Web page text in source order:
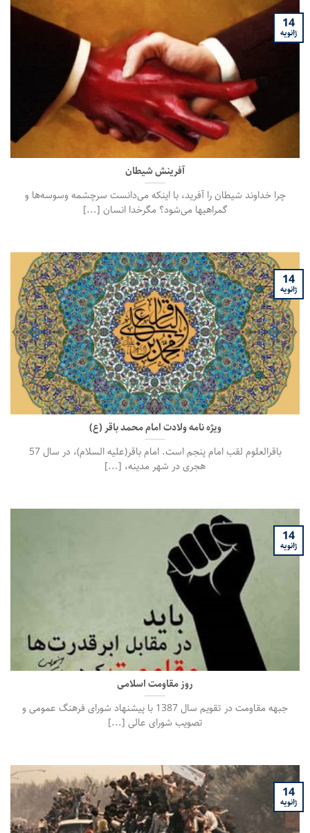
آفرینش شیطان
چرا خداوند شیطان را آفرید، با اینکه می‌دانست سرچشمه وسوسه‌ها و
گمراهیها می‌شود؟ مگرخدا انسان [...]
14
ژانویه
ویژه نامه ولادت امام محمد باقر (ع)
باقرالعلوم لقب امام پنجم است. امام باقر(علیه السلام)، در سال 57
هجری در شهر مدینه، [...]
14
ژانویه
روز مقاومت اسلامی
جبهه مقاومت در تقویم سال 1387 با پیشنهاد شورای فرهنگ عمومی و
تصویب شورای عالی [...]
14
ژانویه
14
ژانویه